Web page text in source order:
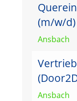
(m/w/d)
Ansbach
Ansbach